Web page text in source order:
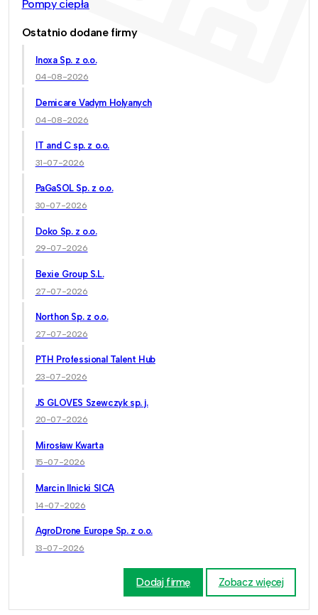
Pompy ciepła
Ostatnio dodane firmy
Inoxa Sp. z o.o.
04-08-2026
Demicare Vadym Holyanych
04-08-2026
IT and C sp. z o.o.
31-07-2026
PaGaSOL Sp. z o.o.
30-07-2026
Doko Sp. z o.o.
29-07-2026
Bexie Group S.L.
27-07-2026
Northon Sp. z o.o.
27-07-2026
PTH Professional Talent Hub
23-07-2026
JS GLOVES Szewczyk sp. j.
20-07-2026
Mirosław Kwarta
15-07-2026
Marcin Ilnicki SICA
14-07-2026
AgroDrone Europe Sp. z o.o.
13-07-2026
Dodaj firmę Zobacz więcej